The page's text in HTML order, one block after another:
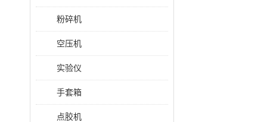
粉碎机
空压机
实验仪
手套箱
点胶机